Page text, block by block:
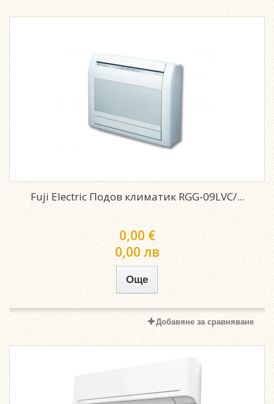
Fuji Electric Подов климатик RGG-09LVC/...
0,00 €
0,00 лв
Още
Добавяне за сравняване